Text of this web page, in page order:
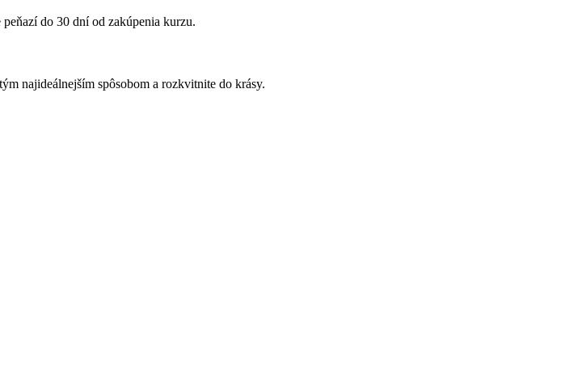
do 30 dní od zakúpenia kurzu.
najideálnejším spôsobom a rozkvitnite do krásy.